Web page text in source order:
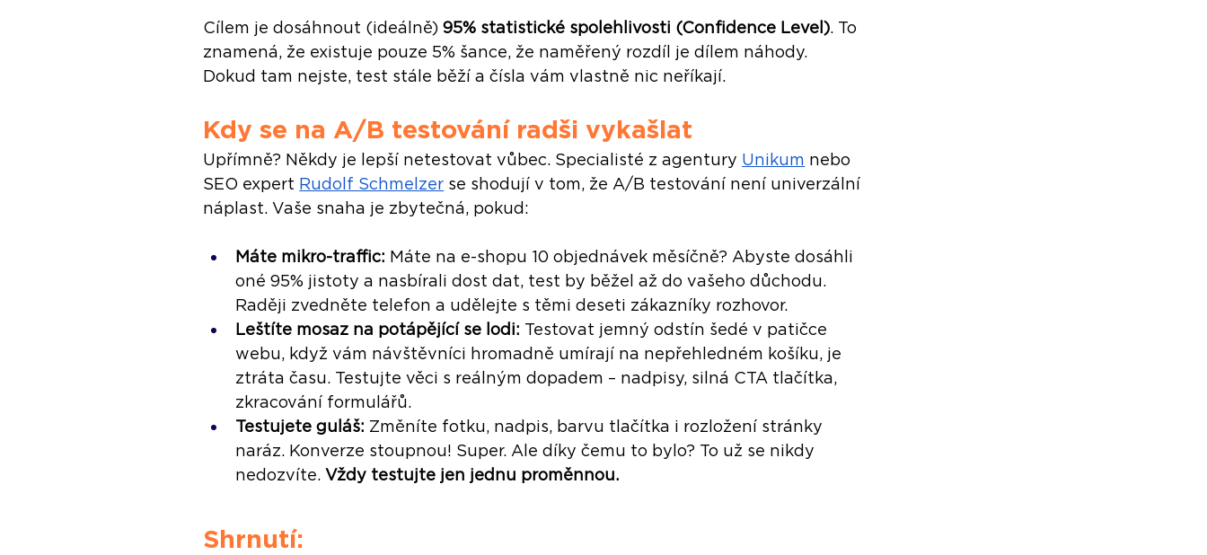
Cílem je dosáhnout (ideálně) 95% statistické spolehlivosti (Confidence Level). To
znamená, že existuje pouze 5% šance, že naměřený rozdíl je dílem náhody.
Dokud tam nejste, test stále běží a čísla vám vlastně nic neříkají.
Kdy se na A/B testování radši vykašlat
Upřímně? Někdy je lepší netestovat vůbec. Specialisté z agentury Unikum nebo
SEO expert Rudolf Schmelzer se shodují v tom, že A/B testování není univerzální
náplast. Vaše snaha je zbytečná, pokud:
Máte mikro-traffic: Máte na e-shopu 10 objednávek měsíčně? Abyste dosáhli
oné 95% jistoty a nasbírali dost dat, test by běžel až do vašeho důchodu.
Raději zvedněte telefon a udělejte s těmi deseti zákazníky rozhovor.
Leštíte mosaz na potápějící se lodi: Testovat jemný odstín šedé v patičce
webu, když vám návštěvníci hromadně umírají na nepřehledném košíku, je
ztráta času. Testujte věci s reálným dopadem – nadpisy, silná CTA tlačítka,
zkracování formulářů.
Testujete guláš: Změníte fotku, nadpis, barvu tlačítka i rozložení stránky
naráz. Konverze stoupnou! Super. Ale díky čemu to bylo? To už se nikdy
nedozvíte. Vždy testujte jen jednu proměnnou.
Shrnutí: